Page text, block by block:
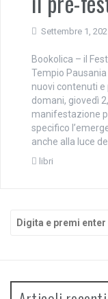
Settembre 1,
Bookolica – il
Tempio
nuovi contenuti
domani, giovedì
manifestazione
specifico
anche alla luce
libri